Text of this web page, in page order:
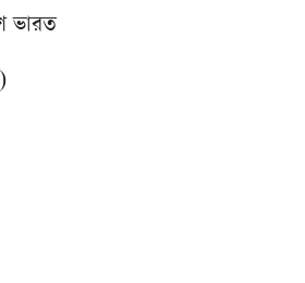
ভারত